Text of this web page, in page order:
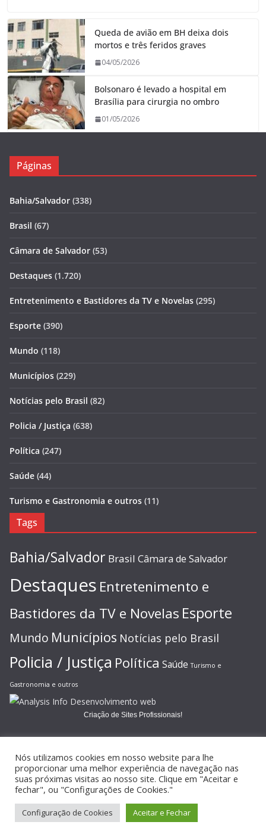
Queda de avião em BH deixa dois
mortos e três feridos graves
04/05/2026
Bolsonaro é levado a hospital em
Brasília para cirurgia no ombro
01/05/2026
Páginas
Bahia/Salvador (338)
Brasil (67)
Câmara de Salvador (53)
Destaques (1.720)
Entretenimento e Bastidores da TV e Novelas (295)
Esporte (390)
Mundo (118)
Municípios (229)
Notícias pelo Brasil (82)
Policia / Justiça (638)
Política (247)
Saúde (44)
Turismo e Gastronomia e outros (11)
Tags
Bahia/Salvador Brasil Câmara de Salvador
Destaques Entretenimento e
Bastidores da TV e Novelas Esporte
Mundo Municípios Notícias pelo Brasil
Policia / Justiça Política Saúde Turismo e
Gastronomia e outros
Criação de Sites Profissionais!
Copyright © 2026JORNAL GAZETA ONLINE
reservados.
Tema:ColorMagpor ThemeGrill. Powered by
Nós utilizamos cookies em nosso website para lhe
proporcionar uma melhor experiência de navegação nas
suas próximas visitas ao nosso site. Clique em "Aceitar e
fechar", ou "Configurações de Cookies."
Configuração de Cookies Aceitar e Fechar